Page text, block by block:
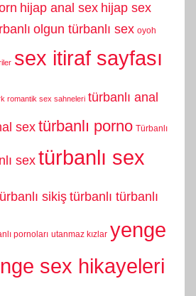
hijap anal sex hijap sex
olgun türbanlı sex oyoh
sex itiraf sayfası
romantik sex sahneleri türbanlı anal
sex türbanlı porno Türbanlı
sex türbanlı sex
sikiş türbanlı türbanlı
pornoları utanmaz kızlar yenge
sex hikayeleri